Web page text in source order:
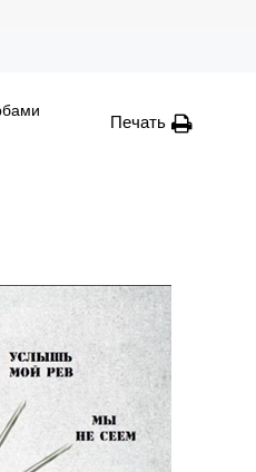
Печать